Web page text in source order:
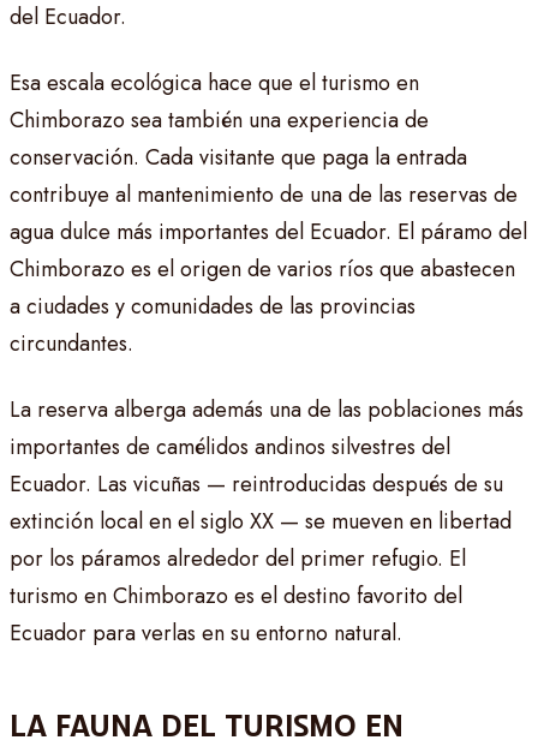
del Ecuador.
Esa escala ecológica hace que el turismo en
Chimborazo sea también una experiencia de
conservación. Cada visitante que paga la entrada
contribuye al mantenimiento de una de las reservas de
agua dulce más importantes del Ecuador. El páramo del
Chimborazo es el origen de varios ríos que abastecen
a ciudades y comunidades de las provincias
circundantes.
La reserva alberga además una de las poblaciones más
importantes de camélidos andinos silvestres del
Ecuador. Las vicuñas — reintroducidas después de su
extinción local en el siglo XX — se mueven en libertad
por los páramos alrededor del primer refugio. El
turismo en Chimborazo es el destino favorito del
Ecuador para verlas en su entorno natural.
LA FAUNA DEL TURISMO EN